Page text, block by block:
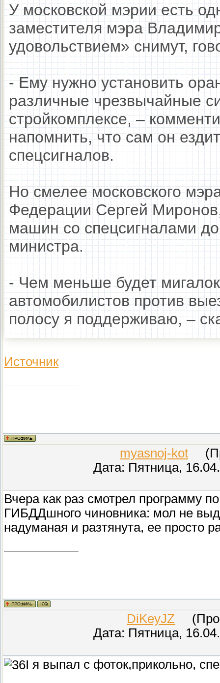
У московской мэрии есть
заместителя мэра
удовольствием» снимут,
- Ему нужно установить
различные чрезвычайные
стройкомплексе, –
напомнить, что сам он
спецсигналов.
Но смелее московского
Федерации Сергей
машин со спецсигналами
министра.
- Чем меньше будет
автомобилистов против
полосу я поддерживаю, –
Источник
myasnoj-kot
Дата: Пятница,
Вчера как раз смотрел программу
ГИБДДшного чиновника: мол не
надуманая и разтянута, ее просто
DiKeyJZ
Дата: Пятница,
я выпал с фоток,прикольно,